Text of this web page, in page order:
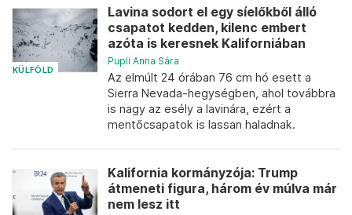
KÜLFÖLD
Lavina sodort el egy síelőkből álló
csapatot kedden, kilenc embert
azóta is keresnek Kaliforniában
Pupli Anna Sára
Az elmúlt 24 órában 76 cm hó esett a
Sierra Nevada-hegységben, ahol továbbra
is nagy az esély a lavinára, ezért a
mentőcsapatok is lassan haladnak.
Kalifornia kormányzója: Trump
átmeneti figura, három év múlva már
nem lesz itt